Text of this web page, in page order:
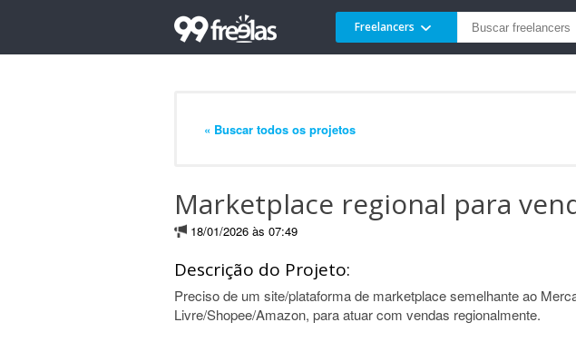
Freelancers
« Buscar todos os projetos
Marketplace regional para
18/01/2026 às 07:49
Descrição do Projeto:
Preciso de um site/plataforma de marketplace semelhante ao
Livre/Shopee/Amazon, para atuar com vendas regionalmente.